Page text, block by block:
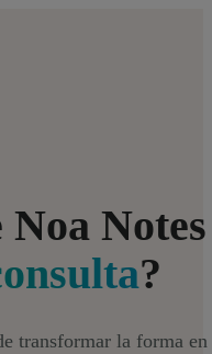
Noa Notes
?
transformar la forma en